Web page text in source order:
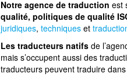
Notre agence de traduction est
qualité, politiques de qualité
juridiques, techniques et
Les traducteurs natifs de
mais s’occupent aussi des
traducteurs peuvent traduire